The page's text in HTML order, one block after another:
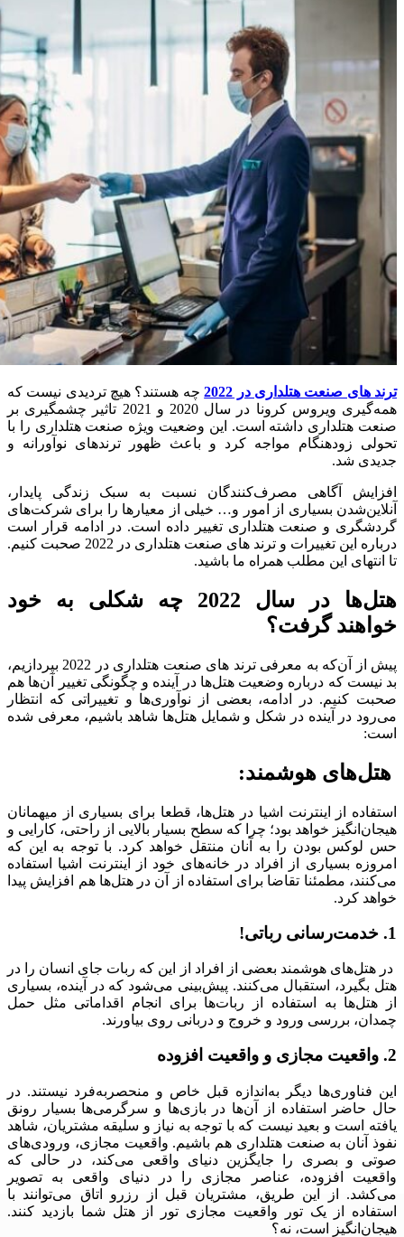
ترند های صنعت هتلداری در 2022
چه هستند؟ هیچ تردیدی نیست که
همه‌گیری ویروس کرونا در سال 2020 و 2021 تاثیر چشمگیری بر
صنعت هتلداری داشته است. این وضعیت ویژه صنعت هتلداری را با
تحولی زودهنگام مواجه کرد و باعث ظهور ترندهای نوآورانه و
جدیدی شد.
افزایش آگاهی مصرف‌کنندگان نسبت به سبک زندگی پایدار،
آنلاین‌شدن بسیاری از امور و… خیلی از معیارها را برای شرکت‌های
گردشگری و صنعت هتلداری تغییر داده است. در ادامه قرار است
درباره این تغییرات و ترند های صنعت هتلداری در 2022 صحبت کنیم.
تا انتهای این مطلب همراه ما باشید.
هتل‌ها در سال 2022 چه شکلی به خود
خواهند گرفت؟
پیش از آن‌که به معرفی ترند های صنعت هتلداری در 2022 بپردازیم،
بد نیست که درباره وضعیت هتل‌ها در آینده و چگونگی تغییر آن‌ها هم
صحبت کنیم. در ادامه، بعضی از نوآوری‌ها و تغییراتی که انتظار
می‌رود در آینده در شکل و شمایل هتل‌ها شاهد باشیم، معرفی شده
است:
هتل‌های هوشمند:
استفاده از اینترنت اشیا در هتل‌ها، قطعا برای بسیاری از میهمانان
هیجان‌انگیز خواهد بود؛ چرا که سطح بسیار بالایی از راحتی، کارایی و
حس لوکس‌ بودن را به آنان منتقل خواهد کرد. با توجه به این‌ که
امروزه بسیاری از افراد در خانه‌های خود از اینترنت اشیا استفاده
می‌کنند، مطمئنا تقاضا برای استفاده از آن در هتل‌ها هم افزایش پیدا
خواهد کرد.
1. خدمت‌رسانی رباتی!
در هتل‌های هوشمند بعضی از افراد از این که ربات جای انسان را در
هتل بگیرد، استقبال می‌کنند. پیش‌بینی می‌شود که در آینده، بسیاری
از هتل‌ها به استفاده از ربات‌ها برای انجام اقداماتی مثل حمل
چمدان، بررسی ورود و خروج و دربانی روی بیاورند.
2. واقعیت مجازی و واقعیت افزوده
این فناوری‌ها دیگر به‌اندازه قبل خاص و منحصربه‌فرد نیستند. در
حال حاضر استفاده از آن‌ها در بازی‌ها و سرگرمی‌ها بسیار رونق
یافته است و بعید نیست که با توجه به نیاز و سلیقه مشتریان، شاهد
نفوذ آنان به صنعت هتلداری هم باشیم. واقعیت مجازی، ورودی‌های
صوتی و بصری را جایگزین دنیای واقعی می‌کند، در حالی که
واقعیت افزوده، عناصر مجازی را در دنیای واقعی به ‌تصویر
می‌کشد. از این طریق، مشتریان قبل از رزرو اتاق می‌توانند با
استفاده از یک تور واقعیت مجازی تور از هتل شما بازدید کنند.
هیجان‌انگیز است، نه؟